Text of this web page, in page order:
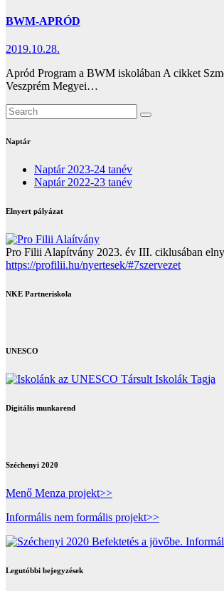
BWM-APRÓD
2019.10.28.
Apród Program a BWM iskolában A cikket
Veszprém Megyei…
Naptár
Naptár 2023-24 tanév
Naptár 2022-23 tanév
Elnyert pályázat
Pro Filii Alapítvány 2023. év III. ciklusában
https://profilii.hu/nyertesek/#7szervezet
NKE Partneriskola
UNESCO
Digitális munkarend
Széchenyi 2020
Menő Menza projekt>>
Informális nem formális projekt>>
Legutóbbi bejegyzések